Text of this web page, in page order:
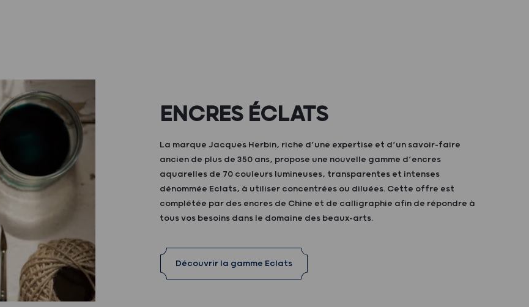
ENCRES ÉCLATS
La marque Jacques Herbin, riche d’une expertise et d’un savoir-faire
ancien de plus de 350 ans, propose une nouvelle gamme d’encres
aquarelles de 70 couleurs lumineuses, transparentes et intenses
dénommée Eclats, à utiliser concentrées ou diluées. Cette offre est
complétée par des encres de Chine et de calligraphie afin de répondre à
tous vos besoins dans le domaine des beaux-arts.
Découvrir la gamme Eclats